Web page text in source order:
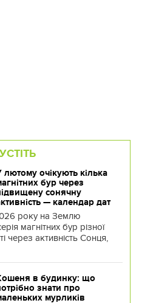
лютому очікують кілька
бур через
сонячну
— календар дат
року на Землю
магнітних бур різної
через активність Сонця,
в будинку: що
знати про
мурликів